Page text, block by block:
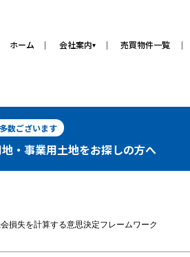
ホーム 会社案内▾ 売買物件一覧
数ございます
・事業用土地をお探しの方へ
損失を計算する意思決定フレームワーク